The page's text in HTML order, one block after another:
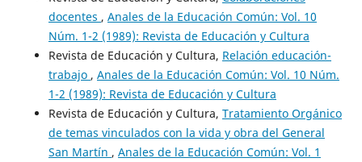
docentes , Anales de la Educación Común: Vol. 10
Núm. 1-2 (1989): Revista de Educación y Cultura
Revista de Educación y Cultura, Relación educación-
trabajo , Anales de la Educación Común: Vol. 10 Núm.
1-2 (1989): Revista de Educación y Cultura
Revista de Educación y Cultura, Tratamiento Orgánico
de temas vinculados con la vida y obra del General
San Martín , Anales de la Educación Común: Vol. 1